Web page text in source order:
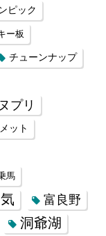
ピック
ー板
チューンナップ
プリ
ット
馬
富良野
洞爺湖